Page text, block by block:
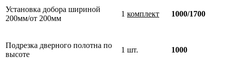
Установка добора шириной
200мм/от 200мм
1 комплект 1000/1700
Подрезка дверного полотна по
высоте
1 шт. 1000